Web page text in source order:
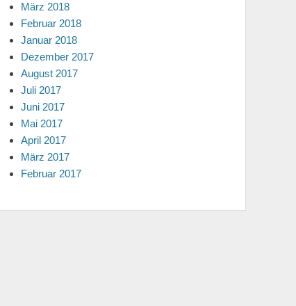
März 2018
Februar 2018
Januar 2018
Dezember 2017
August 2017
Juli 2017
Juni 2017
Mai 2017
April 2017
März 2017
Februar 2017